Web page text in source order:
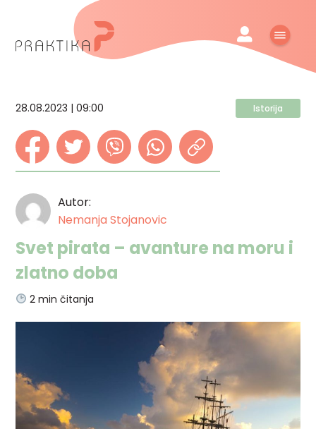
28.08.2023 | 09:00 Istorija
Autor:
Nemanja Stojanovic
Svet pirata – avanture na moru i
zlatno doba
2 min čitanja